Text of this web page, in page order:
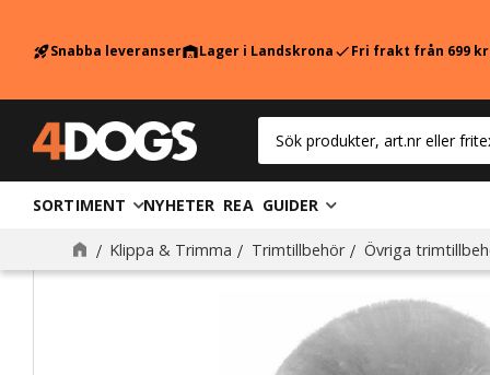
rocket_launchSnabba leveranserwarehouseLager i LandskronacheckFri frakt från 699
SORTIMENT NYHETER REA GUIDER
Klippa & Trimma Trimtillbehör Övriga